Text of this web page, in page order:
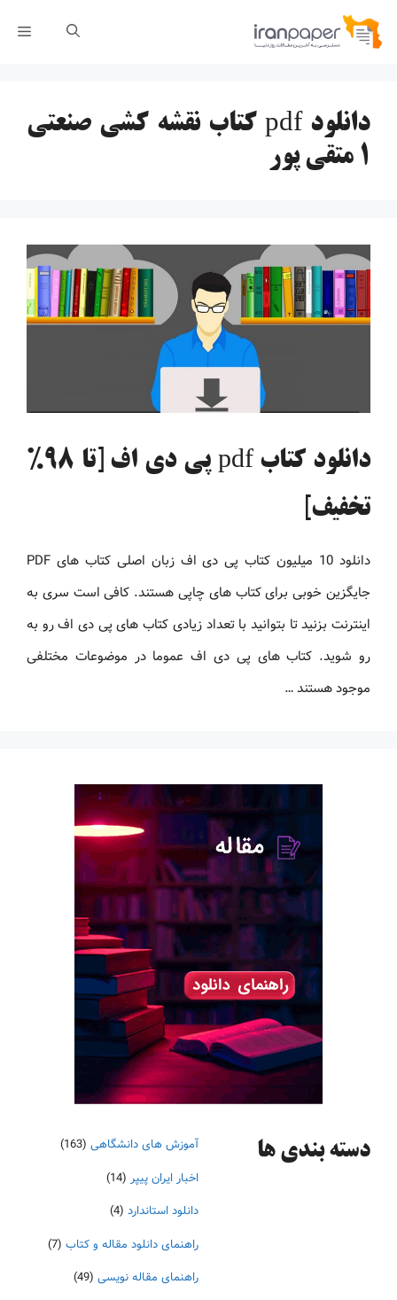
پرش
دانلود pdf کتاب نقشه کشی صنعتی
1 متقی پور
دانلود کتاب pdf پی دی اف [تا 98%
تخفیف]
دانلود 10 میلیون کتاب پی دی اف زبان اصلی کتاب های PDF
جایگزین خوبی برای کتاب های چاپی هستند. کافی است سری به
اینترنت بزنید تا بتوانید با تعداد زیادی کتاب های پی دی اف رو به
رو شوید. کتاب های پی دی اف عموما در موضوعات مختلفی
موجود هستند …
دسته‌ بندی ها آموزش های دانشگاهی (163)
اخبار ایران پیپر (14)
دانلود استاندارد (4)
راهنمای دانلود مقاله و کتاب (7)
راهنمای مقاله نویسی (49)